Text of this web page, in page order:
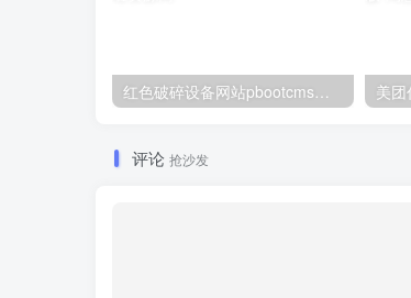
红色破碎设备网站pbootcms模板通用机械设备网站(PC+WAP)
评论 抢沙发